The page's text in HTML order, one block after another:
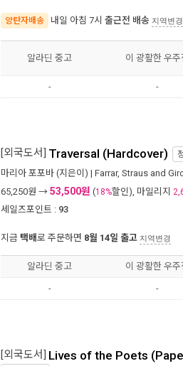
양탄자배송 내일 아침 7시 출근전 배송 지역변경
알라딘 중고 이 광활한 우주
- -
[외국도서] Traversal (Hardcover)
마리아 포포바 (지은이) | Farrar, Straus and
65,250원 → 53,500원 (18%할인), 마일리지
세일즈포인트 : 93
지금 택배로 주문하면 8월 14일 출고 지역변경
알라딘 중고 이 광활한 우주
- -
[외국도서] Lives of the Poets